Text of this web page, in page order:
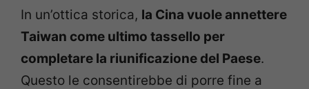
In un’ottica storica, la Cina vuole annettere
Taiwan come ultimo tassello per
completare la riunificazione del Paese.
Questo le consentirebbe di porre fine a